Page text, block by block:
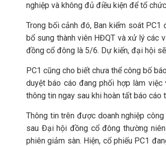
nghiệp và không đủ điều kiện để tổ
Trong bối cảnh đó, Ban kiểm soát
bổ sung thành viên HĐQT và xử lý các
đồng cổ đông là 5/6. Dự kiến, đại hội
PC1 cũng cho biết chưa thể công bố
duyệt báo cáo đang phối hợp làm
thông tin ngay sau khi hoàn tất báo cáo
Thông tin trên được doanh nghiệp
sau Đại hội đồng cổ đông thường
phiên giảm sàn. Hiện, cổ phiếu PC1